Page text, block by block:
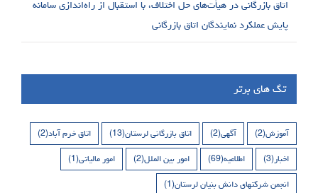
اتاق بازرگانی در هیأت‌های حل اختلاف، با استقبال از راه‌اندازی سامانه
پایش عملکرد نمایندگان اتاق بازرگانی
تگ های برتر
آموزش(2) آگهی(2) اتاق بازرگانی لرستان(13) اتاق خرم آباد(2)
اخبار(3) اطلاعیه(69) امور بین الملل(2) امور مالیاتی(1)
انجمن شرکتهای دانش بنیان لرستان(1)